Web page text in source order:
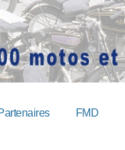
FMD